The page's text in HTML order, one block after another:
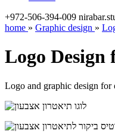
+972-506-394-009
home » Graphic design »
Logo Design
Logo and graphic design for